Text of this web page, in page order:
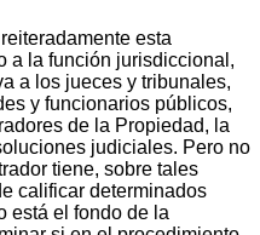
esta
a la función jurisdiccional,
a los jueces y tribunales,
y funcionarios públicos,
de la Propiedad, la
judiciales. Pero no
tiene, sobre tales
calificar determinados
está el fondo de la